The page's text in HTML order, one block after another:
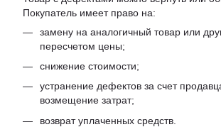
Покупатель имеет право на:
замену на аналогичный товар или
пересчетом цены;
снижение стоимости;
устранение дефектов за счет
возмещение затрат;
возврат уплаченных средств.